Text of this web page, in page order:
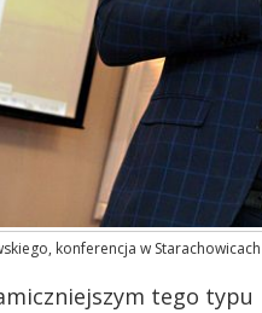
konferencja w
tego